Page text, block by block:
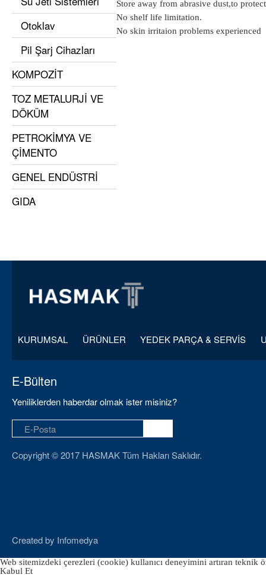
Store away from abrasive dust,to
No shelf life limitation.
No skin irritaion problems experienced
Otoklav
Pil Şarj Cihazları
KOMPOZİT
TOZ METALURJİ VE
DÖKÜM
PETROKİMYA VE
ÇİMENTO
GENEL ENDÜSTRİ
GIDA
KURUMSAL ÜRÜNLER YEDEK PARÇA & SERVİS
E-Bülten
Yeniliklerden haberdar olmak ister misiniz?
Copyright © 2017 HASMAK Tüm Hakları Saklıdır.
Created by Infomedya
Web sitemizdeki çerezleri (cookie) kullanıcı deneyimini artıran
Kabul Et